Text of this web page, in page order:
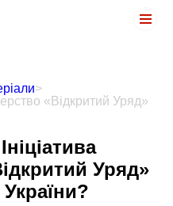
>
«Відкритий Уряд»
Уряд»
України?